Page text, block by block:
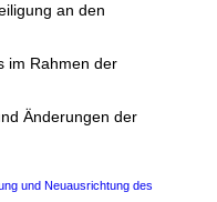
an den
im Rahmen der
Änderungen der
und Neuausrichtung des